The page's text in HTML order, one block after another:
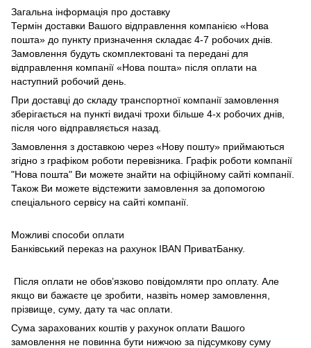
Загальна інформація про доставку
Термін доставки Вашого відправлення компанією «Нова
пошта» до пункту призначення складає 4-7 робочих днів.
Замовлення будуть скомплектовані та передані для
відправлення компанії «Нова пошта» після оплати на
наступний робочий день.
При доставці до складу транспортної компанії замовлення
зберігається на пункті видачі трохи більше 4-х робочих днів,
після чого відправляється назад.
Замовлення з доставкою через «Нову пошту» приймаються
згідно з графіком роботи перевізника. Графік роботи компанії
"Нова пошта" Ви можете знайти на офіційному сайті компанії.
Також Ви можете відстежити замовлення за допомогою
спеціального сервісу на сайті компанії.
Можливі способи оплати
Банківський переказ на рахунок IBAN ПриватБанку.
Після оплати не обов’язково повідомляти про оплату. Але
якщо ви бажаєте це зробити, назвіть номер замовлення,
прізвище, суму, дату та час оплати.
Сума зарахованих коштів у рахунок оплати Вашого
замовлення не повинна бути нижчою за підсумкову суму